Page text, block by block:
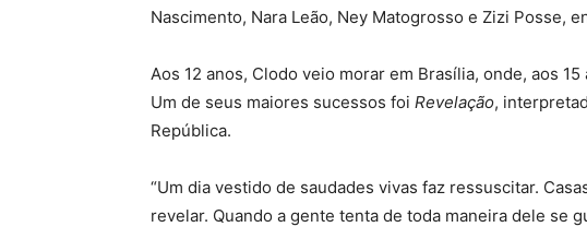
Nascimento, Nara Leão, Ney Matogrosso e Zizi Posse,
Aos 12 anos, Clodo veio morar em Brasília, onde, aos
Um de seus maiores sucessos foi Revelação,
República.
“Um dia vestido de saudades vivas faz ressuscitar.
revelar. Quando a gente tenta de toda maneira dele se